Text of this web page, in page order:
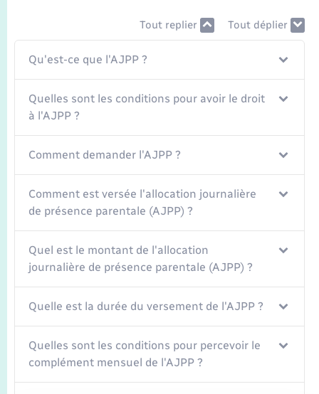
Tout replier Tout déplier
Qu'est-ce que l'AJPP ?
Quelles sont les conditions pour avoir le droit
à l'AJPP ?
Comment demander l'AJPP ?
Comment est versée l'allocation journalière
de présence parentale (AJPP) ?
Quel est le montant de l'allocation
journalière de présence parentale (AJPP) ?
Quelle est la durée du versement de l'AJPP ?
Quelles sont les conditions pour percevoir le
complément mensuel de l'AJPP ?